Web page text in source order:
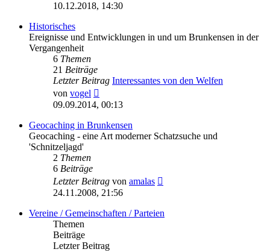
Beitrag
10.12.2018, 14:30
Historisches
Ereignisse und Entwicklungen in und um Brunkensen in der
Vergangenheit
6 Themen
21 Beiträge
Letzter Beitrag Interessantes von den Welfen
von vogel
Beitrag
09.09.2014, 00:13
Geocaching in Brunkensen
Geocaching - eine Art moderner Schatzsuche und
'Schnitzeljagd'
2 Themen
6 Beiträge
Letzter Beitrag von amalas
24.11.2008, 21:56
Vereine / Gemeinschaften / Parteien
Themen
Beiträge
Letzter Beitrag